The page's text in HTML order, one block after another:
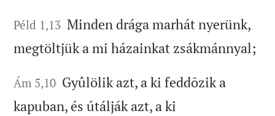
Péld 1,13 Minden drága marhát nyerünk,
megtöltjük a mi házainkat zsákmánnyal;
Ám 5,10 Gyûlölik azt, a ki feddõzik a
kapuban, és útálják azt, a ki